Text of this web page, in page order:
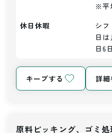
※平
休日休暇
シ
日
日6
キープする 詳細
原料ピッキング、ゴミ